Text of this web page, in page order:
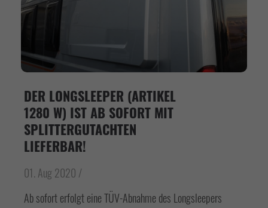
DER LONGSLEEPER (ARTIKEL
1280 W) IST AB SOFORT MIT
SPLITTERGUTACHTEN
LIEFERBAR!
01. Aug 2020 /
Ab sofort erfolgt eine TÜV-Abnahme des Longsleepers